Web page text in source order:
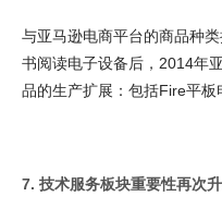
与亚马逊电商平台的商品种
书阅读电子设备后，2014年
品的生产扩展：包括Fire平板
7. 技术服务板块重要性再次